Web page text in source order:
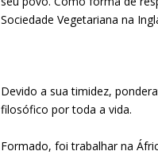
Sociedade Vegetariana na
Devido a sua timidez,
filosófico por toda a vida.
Formado, foi trabalhar na